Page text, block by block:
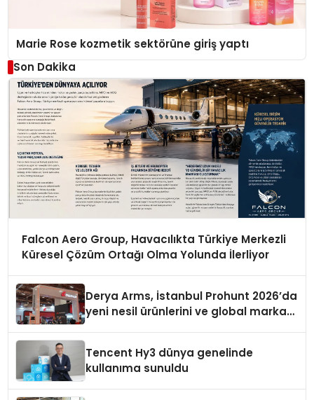
Marie Rose kozmetik sektörüne giriş yaptı
Son Dakika
Falcon Aero Group, Havacılıkta Türkiye Merkezli
Küresel Çözüm Ortağı Olma Yolunda İlerliyor
Derya Arms, İstanbul Prohunt 2026’da
yeni nesil ürünlerini ve global marka
Tencent Hy3 dünya genelinde
kullanıma sunuldu